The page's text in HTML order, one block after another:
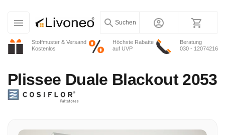
Stoffmuster & Versand
Kostenlos
Höchste Rabatte
auf UVP
Beratung
030 - 12074216
Suchen
Plissee Duale Blackout 2053